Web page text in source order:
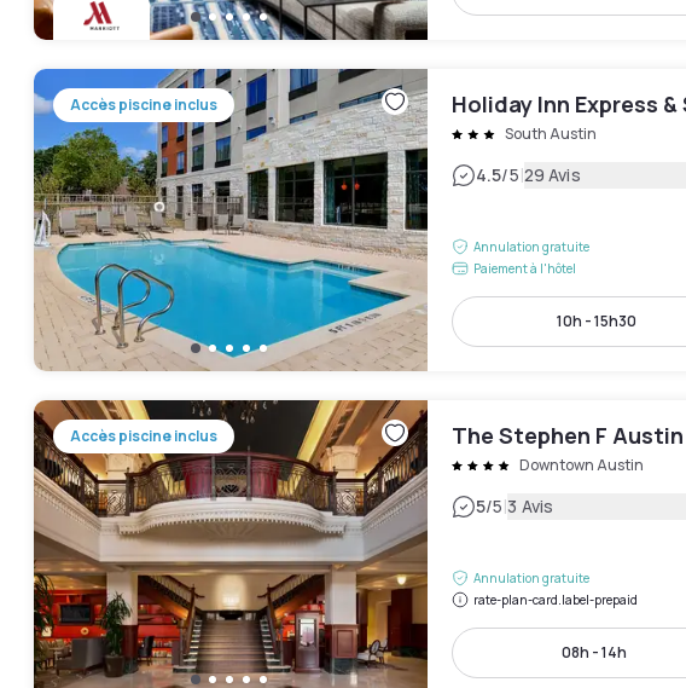
Accès piscine inclus Holiday Inn Express
South Austin
4.5/5|29 Avis
Annulation gratuite
Paiement à l'hôtel
10h - 15h30
Accès piscine inclus The Stephen F
Downtown Austin
5/5|3 Avis
Annulation gratuite
rate-plan-card.label-prepaid
08h - 14h